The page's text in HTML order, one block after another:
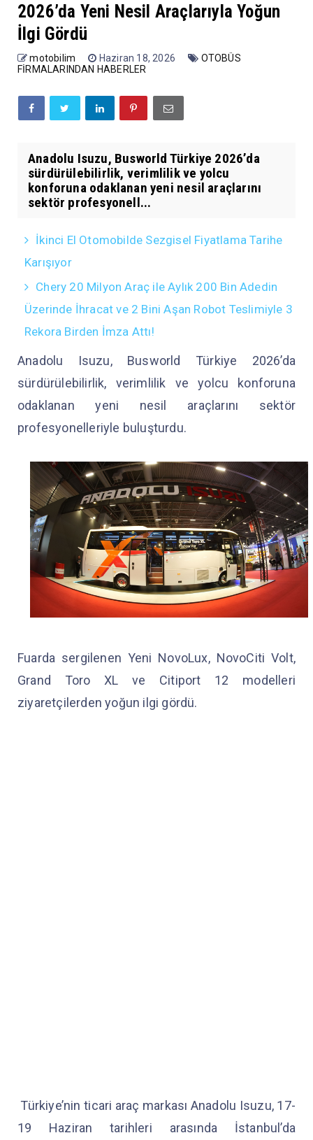
2026’da Yeni Nesil Araçlarıyla Yoğun
İlgi Gördü
motobilim Haziran 18, 2026
OTOBÜS
FİRMALARINDAN HABERLER
Anadolu Isuzu, Busworld Türkiye 2026’da
sürdürülebilirlik, verimlilik ve yolcu
konforuna odaklanan yeni nesil araçlarını
sektör profesyonell...
İkinci El Otomobilde Sezgisel Fiyatlama Tarihe
Karışıyor
Chery 20 Milyon Araç ile Aylık 200 Bin Adedin
Üzerinde İhracat ve 2 Bini Aşan Robot Teslimiyle 3
Rekora Birden İmza Attı!
Anadolu Isuzu, Busworld Türkiye 2026’da
sürdürülebilirlik, verimlilik ve yolcu konforuna
odaklanan yeni nesil araçlarını sektör
profesyonelleriyle buluşturdu.
Fuarda sergilenen Yeni NovoLux, NovoCiti Volt,
Grand Toro XL ve Citiport 12 modelleri
ziyaretçilerden yoğun ilgi gördü.
Türkiye’nin ticari araç markası Anadolu Isuzu, 17-
19 Haziran tarihleri arasında İstanbul’da